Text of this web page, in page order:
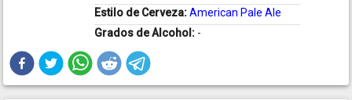
Estilo de Cerveza:American Pale Ale
Grados de Alcohol: -